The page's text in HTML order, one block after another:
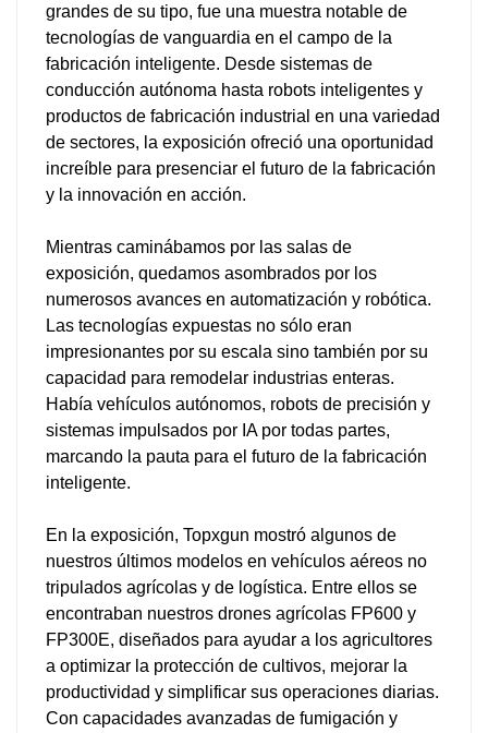
grandes de su tipo, fue una muestra notable de
tecnologías de vanguardia en el campo de la
fabricación inteligente. Desde sistemas de
conducción autónoma hasta robots inteligentes y
productos de fabricación industrial en una variedad
de sectores, la exposición ofreció una oportunidad
increíble para presenciar el futuro de la fabricación
y la innovación en acción.
Mientras caminábamos por las salas de
exposición, quedamos asombrados por los
numerosos avances en automatización y robótica.
Las tecnologías expuestas no sólo eran
impresionantes por su escala sino también por su
capacidad para remodelar industrias enteras.
Había vehículos autónomos, robots de precisión y
sistemas impulsados por IA por todas partes,
marcando la pauta para el futuro de la fabricación
inteligente.
En la exposición, Topxgun mostró algunos de
nuestros últimos modelos en vehículos aéreos no
tripulados agrícolas y de logística. Entre ellos se
encontraban nuestros drones agrícolas FP600 y
FP300E, diseñados para ayudar a los agricultores
a optimizar la protección de cultivos, mejorar la
productividad y simplificar sus operaciones diarias.
Con capacidades avanzadas de fumigación y